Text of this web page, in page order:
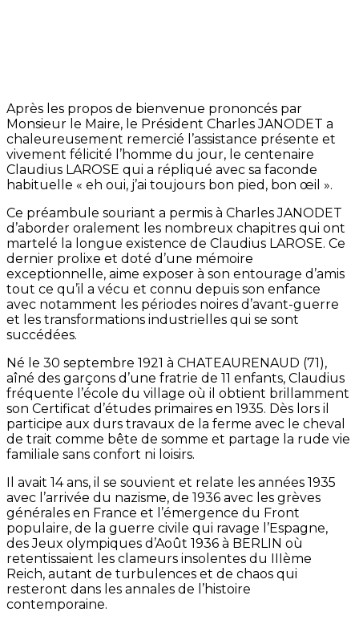
Après les propos de bienvenue prononcés par
Monsieur le Maire, le Président Charles JANODET a
chaleureusement remercié l’assistance présente et
vivement félicité l’homme du jour, le centenaire
Claudius LAROSE qui a répliqué avec sa faconde
habituelle « eh oui, j’ai toujours bon pied, bon œil ».
Ce préambule souriant a permis à Charles JANODET
d’aborder oralement les nombreux chapitres qui ont
martelé la longue existence de Claudius LAROSE. Ce
dernier prolixe et doté d’une mémoire
exceptionnelle, aime exposer à son entourage d’amis
tout ce qu’il a vécu et connu depuis son enfance
avec notamment les périodes noires d’avant-guerre
et les transformations industrielles qui se sont
succédées.
Né le 30 septembre 1921 à CHATEAURENAUD (71),
aîné des garçons d’une fratrie de 11 enfants, Claudius
fréquente l’école du village où il obtient brillamment
son Certificat d’études primaires en 1935. Dès lors il
participe aux durs travaux de la ferme avec le cheval
de trait comme bête de somme et partage la rude vie
familiale sans confort ni loisirs.
Il avait 14 ans, il se souvient et relate les années 1935
avec l’arrivée du nazisme, de 1936 avec les grèves
générales en France et l’émergence du Front
populaire, de la guerre civile qui ravage l’Espagne,
des Jeux olympiques d’Août 1936 à BERLIN où
retentissaient les clameurs insolentes du IIIème
Reich, autant de turbulences et de chaos qui
resteront dans les annales de l’histoire
contemporaine.